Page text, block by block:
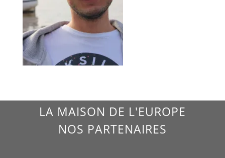
LA MAISON DE L'EUROPE
NOS PARTENAIRES